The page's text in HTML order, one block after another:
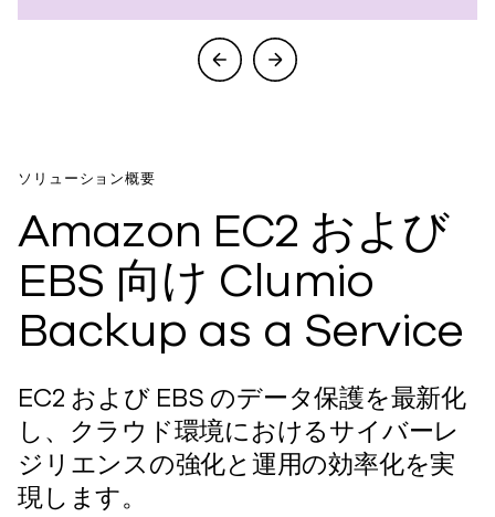
ソリューション概要
Amazon EC2 および
EBS 向け Clumio
Backup as a Service
EC2 および EBS のデータ保護を最新化
し、クラウド環境におけるサイバーレ
ジリエンスの強化と運用の効率化を実
現します。